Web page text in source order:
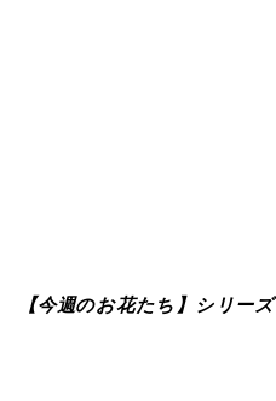
【今週のお花たち】シリーズ